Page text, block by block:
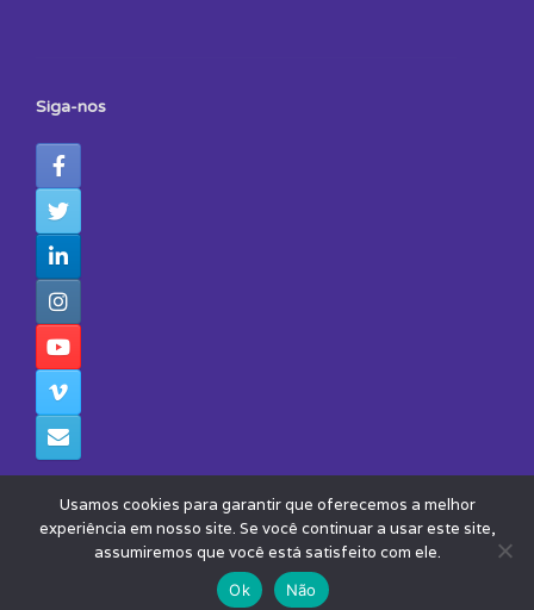
Siga-nos
© 2026 - Todos os Direitos Reservados - Instituto Avisa Lá
Theme by
SiteOrigin
Usamos cookies para garantir que oferecemos a melhor
experiência em nosso site. Se você continuar a usar este site,
assumiremos que você está satisfeito com ele.
Ok Não